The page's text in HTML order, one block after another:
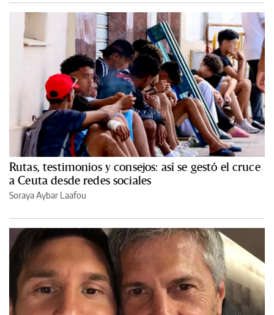
Rutas, testimonios y consejos: así se gestó el cruce
a Ceuta desde redes sociales
Soraya Aybar Laafou